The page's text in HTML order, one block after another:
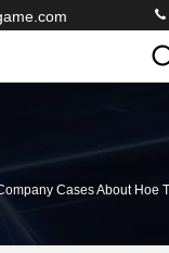
Cases About Hoe Te Om De Gans Van De Uitrustingsmoeder Op